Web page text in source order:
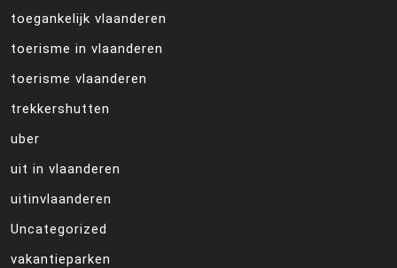
toegankelijk vlaanderen
toerisme in vlaanderen
toerisme vlaanderen
trekkershutten
uber
uit in vlaanderen
uitinvlaanderen
Uncategorized
vakantieparken